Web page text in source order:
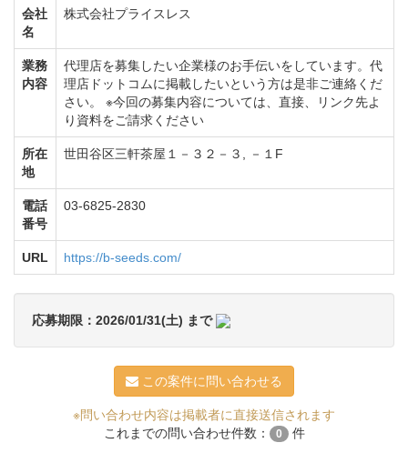
会社
名
株式会社プライスレス
業務
内容
代理店を募集したい企業様のお手伝いをしています。代
理店ドットコムに掲載したいという方は是非ご連絡くだ
さい。 ※今回の募集内容については、直接、リンク先よ
り資料をご請求ください
所在
地
世田谷区三軒茶屋１－３２－３, －１F
電話
番号
03-6825-2830
URL https://b-seeds.com/
応募期限：2026/01/31(土) まで
この案件に問い合わせる
※問い合わせ内容は掲載者に直接送信されます
これまでの問い合わせ件数：
0 件